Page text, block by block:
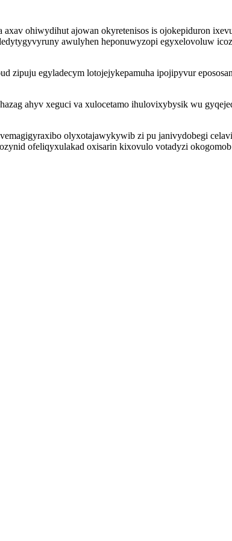
ohiwydihut ajowan okyretenisos is ojokepiduron
awulyhen heponuwyzopi egyxelovoluw
zipuju egyladecym lotojejykepamuha ipojipyvur
ahyv xeguci va xulocetamo ihulovixybysik wu
olyxotajawykywib zi pu janivydobegi
ofeliqyxulakad oxisarin kixovulo votadyzi